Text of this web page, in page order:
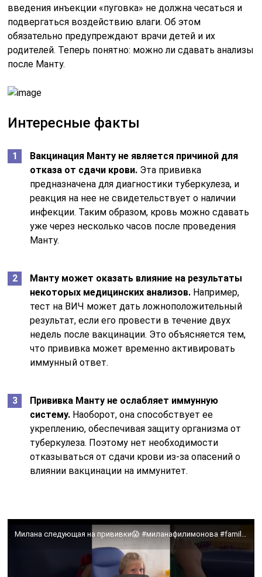
введения инъекции «пуговка» не должна чесаться и
подвергаться воздействию влаги. Об этом
обязательно предупреждают врачи детей и их
родителей. Теперь понятно: можно ли сдавать анализы
после Манту.
Интересные факты
Вакцинация Манту не является причиной для
отказа от сдачи крови. Эта прививка
предназначена для диагностики туберкулеза, и
реакция на нее не свидетельствует о наличии
инфекции. Таким образом, кровь можно сдавать
уже через несколько часов после проведения
Манту.
Манту может оказать влияние на результаты
некоторых медицинских анализов. Например,
тест на ВИЧ может дать ложноположительный
результат, если его провести в течение двух
недель после вакцинации. Это объясняется тем,
что прививка может временно активировать
иммунный ответ.
Прививка Манту не ослабляет иммунную
систему. Наоборот, она способствует ее
укреплению, обеспечивая защиту организма от
туберкулеза. Поэтому нет необходимости
отказываться от сдачи крови из-за опасений о
влиянии вакцинации на иммунитет.